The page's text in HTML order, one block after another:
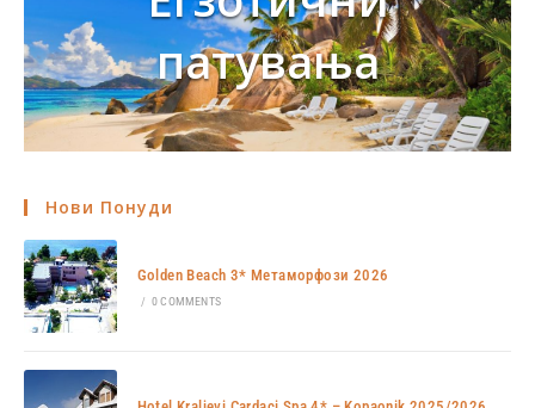
патувања
Нови Понуди
Golden Beach 3* Метаморфози 2026
/ 0 COMMENTS